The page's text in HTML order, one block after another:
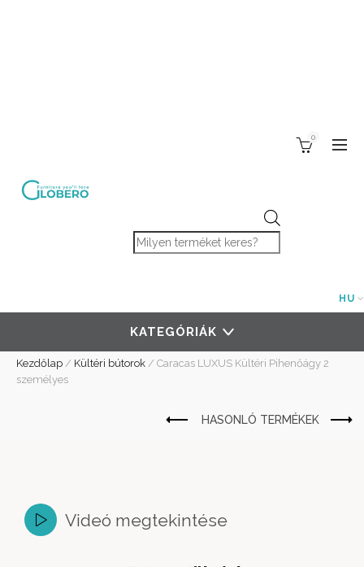
Products search
0
HU
KATEGÓRIÁK
Kezdőlap / Kültéri bútorok / Caracas LUXUS Kültéri Pihenőágy 2
személyes
Videó megtekintése